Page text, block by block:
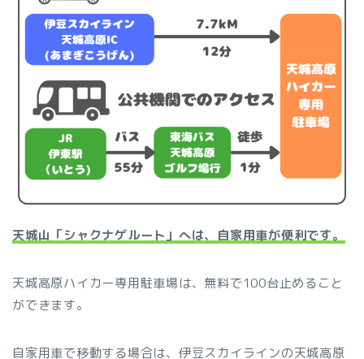
天城山「シャクナゲルート」へは、自家用車が便利です。
天城高原ハイカー専用駐車場は、無料で100台止めること
ができます。
自家用車で移動する場合は、伊豆スカイラインの天城高原